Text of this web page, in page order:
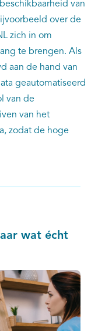
van
over de
zich in om
te brengen. Als
aan de hand van
geautomatiseerd
van de
van het
zodat de hoge
wat écht